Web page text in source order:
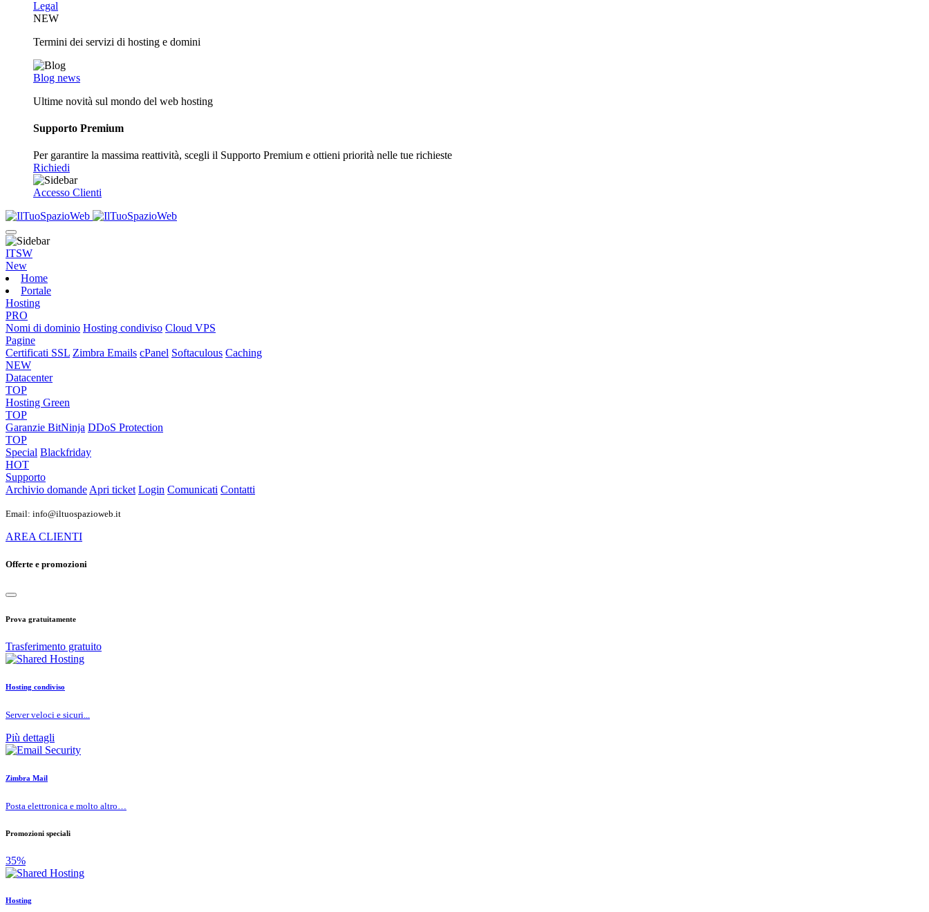
Legal
NEW
Termini dei servizi di hosting e domini
Blog news
Ultime novità sul mondo del web hosting
Supporto Premium
Per garantire la massima reattività, scegli il Supporto Premium e ottieni priorità nelle tue richieste
Richiedi
Accesso Clienti
ITSW
New
Home
Portale
Hosting
PRO
Nomi di dominio Hosting condiviso Cloud VPS
Pagine
Certificati SSL Zimbra Emails cPanel Softaculous Caching
NEW
Datacenter
TOP
Hosting Green
TOP
Garanzie BitNinja DDoS Protection
TOP
Special Blackfriday
HOT
Supporto
Archivio domandeApri ticket Login Comunicati Contatti
Email: info@iltuospazioweb.it
AREA CLIENTI
Offerte e promozioni
Prova gratuitamente
Trasferimento gratuito
Hosting condiviso
Server veloci e sicuri...
Più dettagli
Zimbra Mail
Posta elettronica e molto altro…
Promozioni speciali
35%
Hosting